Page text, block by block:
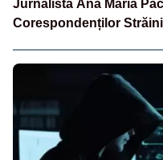
Jurnalista Ana Maria
Corespondenților